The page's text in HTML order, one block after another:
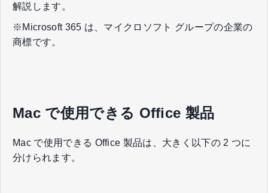
解説します。
※Microsoft 365 は、マイクロソフト グループの企業の
商標です。
Mac で使用できる Office 製品
Mac で使用できる Office 製品は、大きく以下の 2 つに
分けられます。